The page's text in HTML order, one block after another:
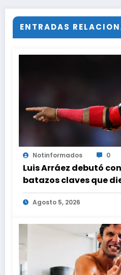
ENTRADAS
Notinformados 0
Luis Arráez debutó
batazos claves que
ante Nacionales
Agosto 5, 2026